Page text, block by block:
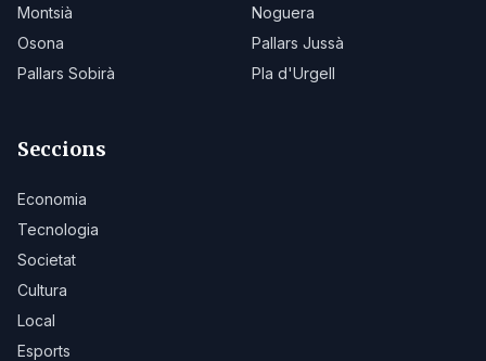
Montsià
Noguera
Osona
Pallars Jussà
Pallars Sobirà
Pla d'Urgell
Seccions
Economia
Tecnologia
Societat
Cultura
Local
Esports